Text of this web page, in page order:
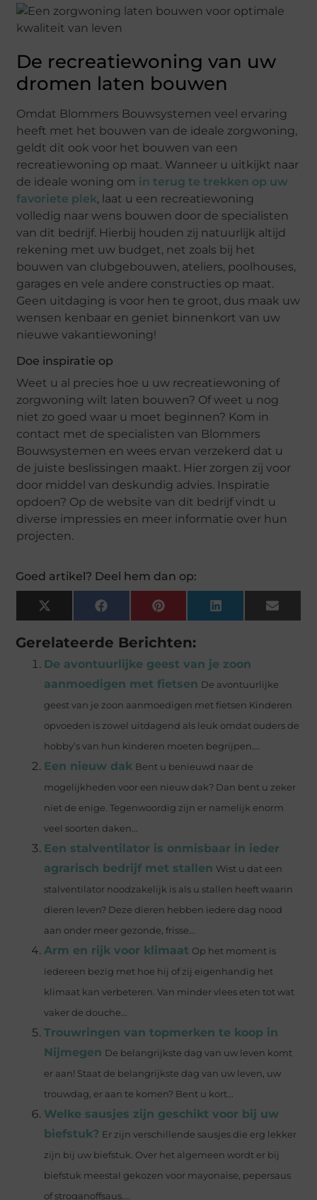
De recreatiewoning van uw
dromen laten bouwen
Omdat Blommers Bouwsystemen veel ervaring
heeft met het bouwen van de ideale zorgwoning,
geldt dit ook voor het bouwen van een
recreatiewoning op maat. Wanneer u uitkijkt naar
de ideale woning om in terug te trekken op uw
favoriete plek, laat u een recreatiewoning
volledig naar wens bouwen door de specialisten
van dit bedrijf. Hierbij houden zij natuurlijk altijd
rekening met uw budget, net zoals bij het
bouwen van clubgebouwen, ateliers, poolhouses,
garages en vele andere constructies op maat.
Geen uitdaging is voor hen te groot, dus maak uw
wensen kenbaar en geniet binnenkort van uw
nieuwe vakantiewoning!
Doe inspiratie op
Weet u al precies hoe u uw recreatiewoning of
zorgwoning wilt laten bouwen? Of weet u nog
niet zo goed waar u moet beginnen? Kom in
contact met de specialisten van Blommers
Bouwsystemen en wees ervan verzekerd dat u
de juiste beslissingen maakt. Hier zorgen zij voor
door middel van deskundig advies. Inspiratie
opdoen? Op de website van dit bedrijf vindt u
diverse impressies en meer informatie over hun
projecten.
Goed artikel? Deel hem dan op:
X
(Twitter)
FacebookPinterestLinkedIn Email
Gerelateerde Berichten:
De avontuurlijke geest van je zoon
aanmoedigen met fietsen De avontuurlijke
geest van je zoon aanmoedigen met fietsen Kinderen
opvoeden is zowel uitdagend als leuk omdat ouders de
hobby’s van hun kinderen moeten begrijpen....
Een nieuw dak Bent u benieuwd naar de
mogelijkheden voor een nieuw dak? Dan bent u zeker
niet de enige. Tegenwoordig zijn er namelijk enorm
veel soorten daken...
Een stalventilator is onmisbaar in ieder
agrarisch bedrijf met stallen Wist u dat een
stalventilator noodzakelijk is als u stallen heeft waarin
dieren leven? Deze dieren hebben iedere dag nood
aan onder meer gezonde, frisse...
Arm en rijk voor klimaat Op het moment is
iedereen bezig met hoe hij of zij eigenhandig het
klimaat kan verbeteren. Van minder vlees eten tot wat
vaker de douche...
Trouwringen van topmerken te koop in
Nijmegen De belangrijkste dag van uw leven komt
er aan! Staat de belangrijkste dag van uw leven, uw
trouwdag, er aan te komen? Bent u kort...
Welke sausjes zijn geschikt voor bij uw
biefstuk? Er zijn verschillende sausjes die erg lekker
zijn bij uw biefstuk. Over het algemeen wordt er bij
biefstuk meestal gekozen voor mayonaise, pepersaus
of stroganoffsaus....